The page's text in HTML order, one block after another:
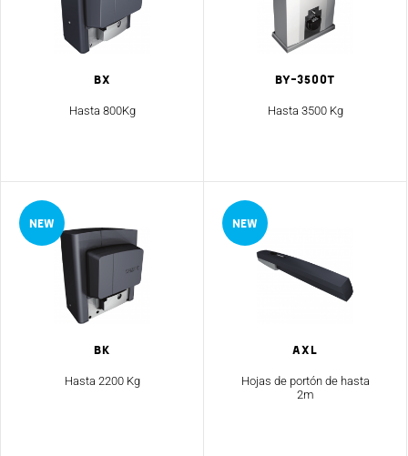
Bx
Hasta 800Kg
By-3500T
Hasta 3500 Kg
Bk
Hasta 2200 Kg
Axl
Hojas de portón de hasta
2m